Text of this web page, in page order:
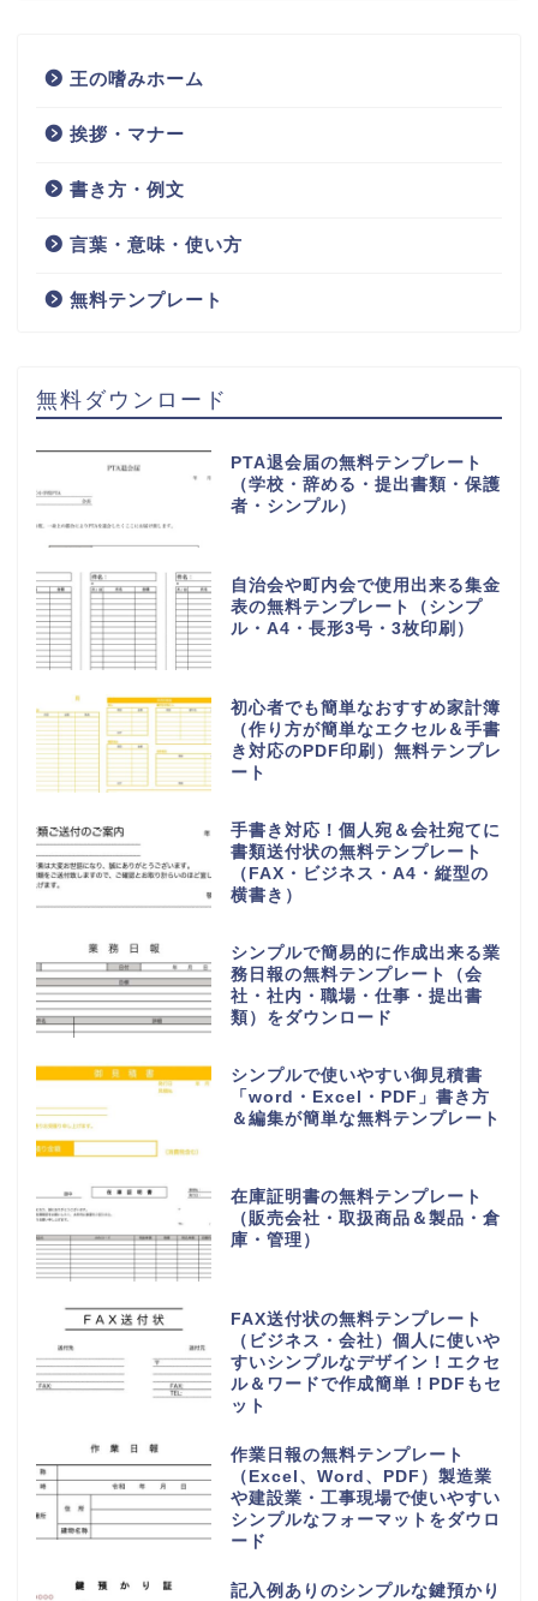
王の嗜みホーム
挨拶・マナー
書き方・例文
言葉・意味・使い方
無料テンプレート
無料ダウンロード
PTA退会届の無料テンプレート
（学校・辞める・提出書類・保護
者・シンプル）
自治会や町内会で使用出来る集金
表の無料テンプレート（シンプ
ル・A4・長形3号・3枚印刷）
初心者でも簡単なおすすめ家計簿
（作り方が簡単なエクセル＆手書
き対応のPDF印刷）無料テンプレ
ート
手書き対応！個人宛＆会社宛てに
書類送付状の無料テンプレート
（FAX・ビジネス・A4・縦型の
横書き）
シンプルで簡易的に作成出来る業
務日報の無料テンプレート（会
社・社内・職場・仕事・提出書
類）をダウンロード
シンプルで使いやすい御見積書
「word・Excel・PDF」書き方
＆編集が簡単な無料テンプレート
在庫証明書の無料テンプレート
（販売会社・取扱商品＆製品・倉
庫・管理）
FAX送付状の無料テンプレート
（ビジネス・会社）個人に使いや
すいシンプルなデザイン！エクセ
ル＆ワードで作成簡単！PDFもセ
ット
作業日報の無料テンプレート
（Excel、Word、PDF）製造業
や建設業・工事現場で使いやすい
シンプルなフォーマットをダウロ
ード
記入例ありのシンプルな鍵預かり